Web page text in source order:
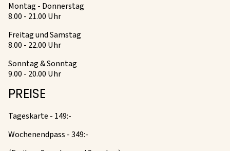
Montag - Donnerstag
8.00 - 21.00 Uhr
Freitag und Samstag
8.00 - 22.00 Uhr
Sonntag & Sonntag
9.00 - 20.00 Uhr
PREISE
Tageskarte - 149:-
Wochenendpass - 349:-